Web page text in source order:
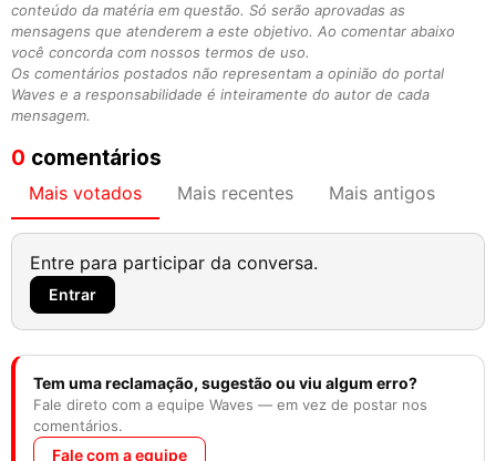
conteúdo da matéria em questão. Só serão aprovadas as
mensagens que atenderem a este objetivo. Ao comentar abaixo
você concorda com nossos termos de uso.
Os comentários postados não representam a opinião do portal
Waves e a responsabilidade é inteiramente do autor de cada
mensagem.
0 comentários
Mais votados Mais recentes Mais antigos
Entre para participar da conversa.
Entrar
Tem uma reclamação, sugestão ou viu algum erro?
Fale direto com a equipe Waves — em vez de postar nos
comentários.
Fale com a equipe